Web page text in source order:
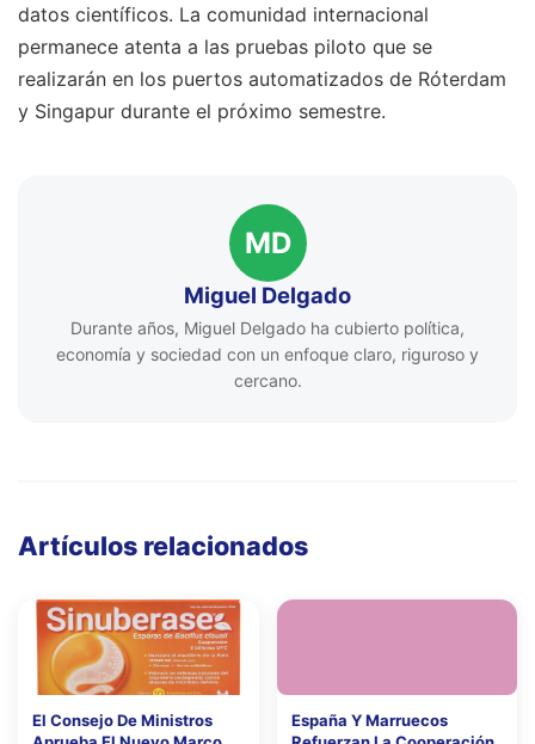
datos científicos. La comunidad internacional
permanece atenta a las pruebas piloto que se
realizarán en los puertos automatizados de Róterdam
y Singapur durante el próximo semestre.
MD
Miguel Delgado
Durante años, Miguel Delgado ha cubierto política,
economía y sociedad con un enfoque claro, riguroso y
cercano.
Artículos relacionados
El Consejo De Ministros
España Y Marruecos